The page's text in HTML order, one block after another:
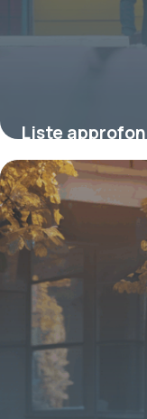
Liste
« man » et
16 juin 2026